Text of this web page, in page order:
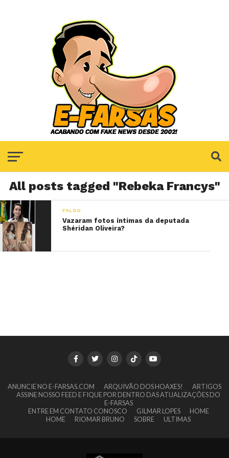
All posts tagged "Rebeka Francys"
FALSO
Vazaram fotos íntimas da deputada
Shéridan Oliveira?
ANUNCIE NO E-FARSAS.COM ARQUIVÃO DOS HOAXES!
ARTIGOS
ASSINE NOSSO FEED E FIQUE POR DENTRO DAS ATUALIZAÇÕES DO
E-FARSAS
ENTRE EM CONTATO CONOSCO
GILMAR LOPES
HOME
HOME
RIOMAR BRUNO SOBRE ULTIMAS